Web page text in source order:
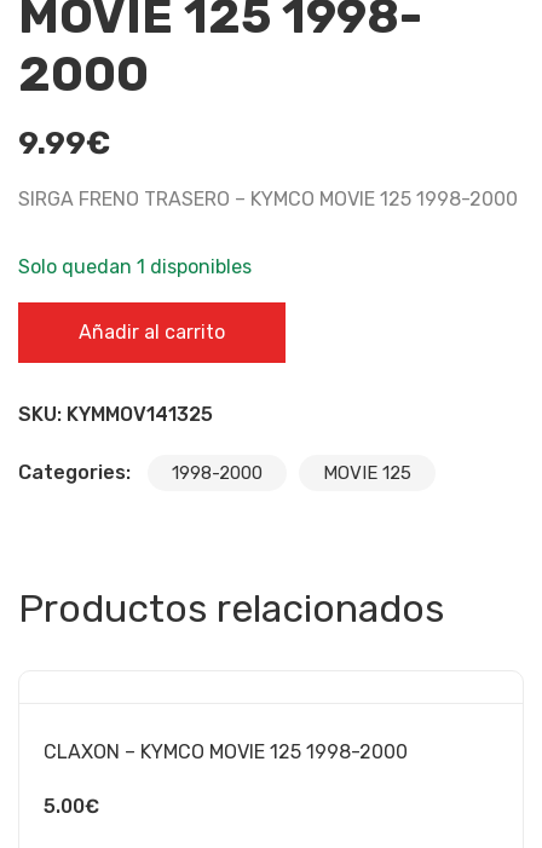
MOVIE 125 1998-
2000
9.99€
SIRGA FRENO TRASERO – KYMCO MOVIE 125 1998-2000
Solo quedan 1 disponibles
Añadir al carrito
SKU: KYMMOV141325
Categories: 1998-2000 MOVIE 125
Productos relacionados
CLAXON – KYMCO MOVIE 125 1998-2000
5.00€